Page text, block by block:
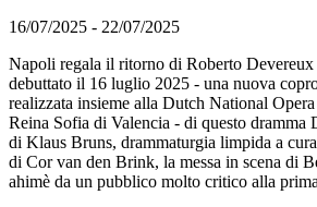
16/07/2025 - 22/07/2025
Napoli regala il ritorno di Roberto Devereux
debuttato il 16 luglio 2025 - una nuova
realizzata insieme alla Dutch National
Reina Sofia di Valencia - di questo dramma
di Klaus Bruns, drammaturgia limpida a
di Cor van den Brink, la messa in scena di
ahimè da un pubblico molto critico alla